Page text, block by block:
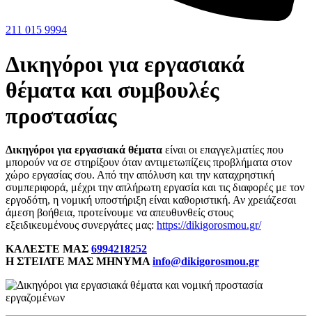
211 015 9994
Δικηγόροι για εργασιακά
θέματα και συμβουλές
προστασίας
Δικηγόροι για εργασιακά θέματα είναι οι επαγγελματίες που
μπορούν να σε στηρίξουν όταν αντιμετωπίζεις προβλήματα στον
χώρο εργασίας σου. Από την απόλυση και την καταχρηστική
συμπεριφορά, μέχρι την απλήρωτη εργασία και τις διαφορές με τον
εργοδότη, η νομική υποστήριξη είναι καθοριστική. Αν χρειάζεσαι
άμεση βοήθεια, προτείνουμε να απευθυνθείς στους
εξειδικευμένους συνεργάτες μας: https://dikigorosmou.gr/
ΚΑΛΕΣΤΕ ΜΑΣ 6994218252
Η ΣΤΕΙΛΤΕ ΜΑΣ ΜΗΝΥΜΑ info@dikigorosmou.gr